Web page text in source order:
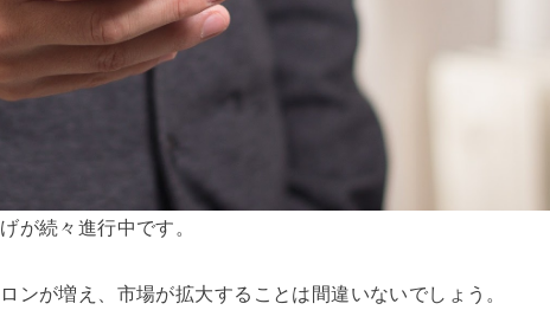
が続々進行中です。
ンが増え、市場が拡大することは間違いないでしょう。